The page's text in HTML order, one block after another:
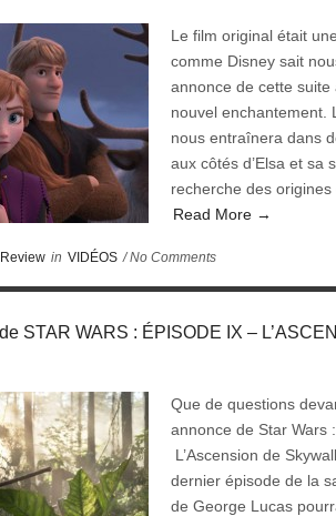
Le film original était
comme Disney sait
annonce de cette
nouvel enchantement.
nous entraînera dans
aux côtés d’Elsa et sa
recherche des
Read More →
in VIDÉOS / No Comments
STAR WARS : ÉPISODE IX –
Que de questions
annonce de Star Wars
L’Ascension de
dernier épisode de la
de George Lucas